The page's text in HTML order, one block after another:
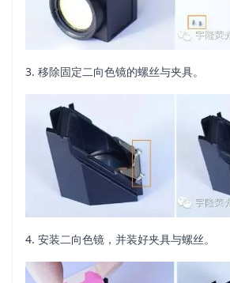
3. 移除固定二向色镜的螺丝与夹具。
4. 安装二向色镜，并装好夹具与螺丝。